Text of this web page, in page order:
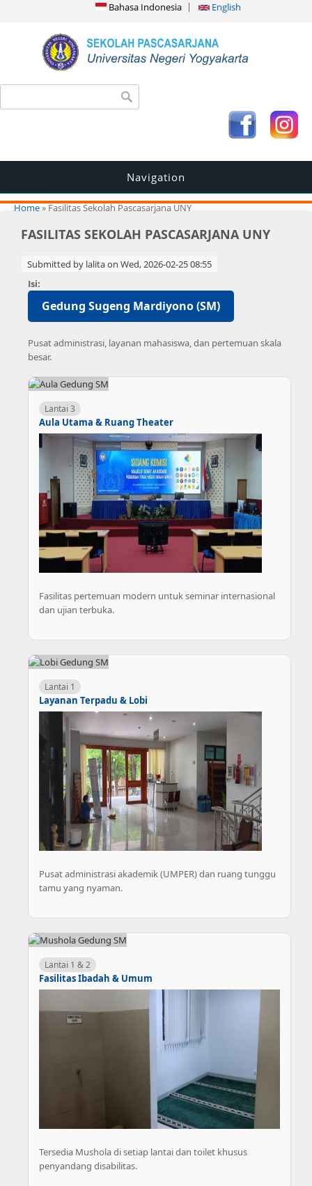
Bahasa Indonesia English
Search form
Navigation
You are here
Home» Fasilitas Sekolah Pascasarjana UNY
FASILITAS SEKOLAH PASCASARJANA UNY
Submitted by lalitaon Wed, 2026-02-25 08:55
Isi:
Gedung Sugeng Mardiyono (SM)
Pusat administrasi, layanan mahasiswa, dan pertemuan skala
besar.
Lantai 3
Aula Utama & Ruang Theater
Fasilitas pertemuan modern untuk seminar internasional
dan ujian terbuka.
Lantai 1
Layanan Terpadu & Lobi
Pusat administrasi akademik (UMPER) dan ruang tunggu
tamu yang nyaman.
Lantai 1 & 2
Fasilitas Ibadah & Umum
Tersedia Mushola di setiap lantai dan toilet khusus
penyandang disabilitas.